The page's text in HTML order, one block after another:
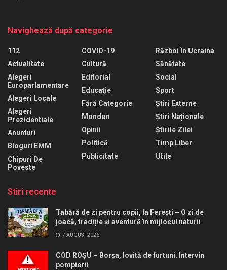
Navighează după categorie
112
Actualitate
Alegeri
Europarlamentare
Alegeri Locale
Alegeri
Prezidentiale
Anunturi
Bloguri EMM
Chipuri De
Poveste
COVID-19
Cultură
Editorial
Educaţie
Fără Categorie
Monden
Opinii
Politică
Publicitate
Război În Ucraina
Sănătate
Social
Sport
Știri Externe
Știri Naționale
Știrile Zilei
Timp Liber
Utile
Stiri recente
Tabără de zi pentru copii, la Ferești – O zi de
joacă, tradiție și aventură în mijlocul naturii
7 AUGUST 2026
COD ROȘU – Borșa, lovită de furtuni. Intervin
pompierii